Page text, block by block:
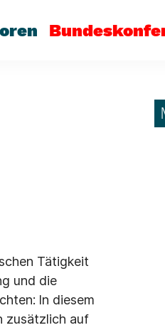
Tätigkeit
und die
ln diesem
zusätzlich auf